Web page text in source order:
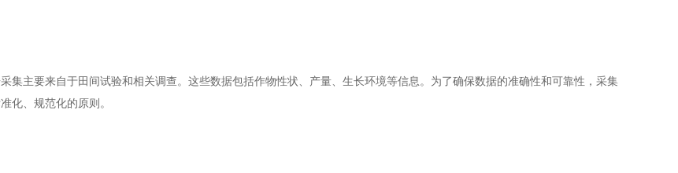
主要来自于田间试验和相关调查。这些数据包括作物性状、产量、生长环境等信息。为了确保数据的准确性和可靠性，采集
化、规范化的原则。